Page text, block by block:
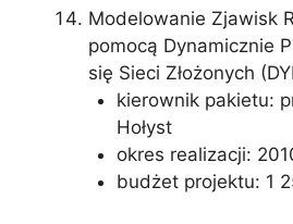
Modelowanie Zjawisk
pomocą Dynamicznie
się Sieci Złożonych
kierownik pakietu:
Hołyst
okres realizacji:
budżet projektu: 1